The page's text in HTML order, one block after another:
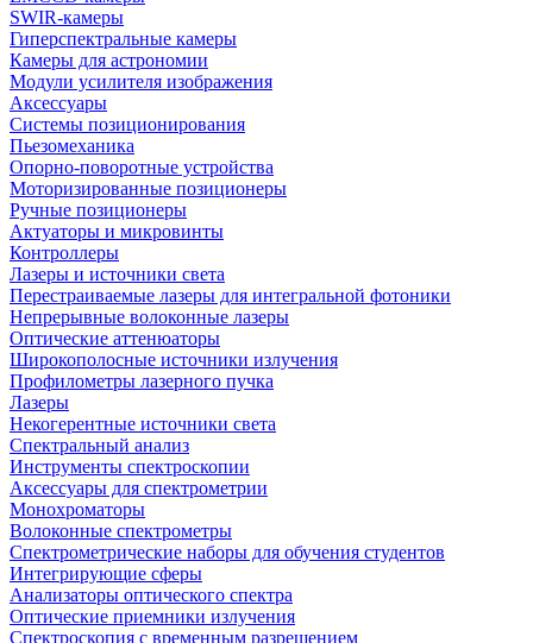
SWIR-камеры
Гиперспектральные камеры
Камеры для астрономии
Модули усилителя изображения
Аксессуары
Системы позиционирования
Пьезомеханика
Опорно-поворотные устройства
Моторизированные позиционеры
Ручные позиционеры
Актуаторы и микровинты
Контроллеры
Лазеры и источники света
Перестраиваемые лазеры для интегральной фотоники
Непрерывные волоконные лазеры
Оптические аттенюаторы
Широкополосные источники излучения
Профилометры лазерного пучка
Лазеры
Некогерентные источники света
Спектральный анализ
Инструменты спектроскопии
Аксессуары для спектрометрии
Монохроматоры
Волоконные спектрометры
Спектрометрические наборы для обучения студентов
Интегрирующие сферы
Анализаторы оптического спектра
Оптические приемники излучения
Спектроскопия с временным разрешением